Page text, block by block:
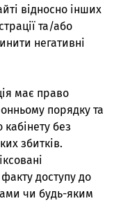
відносно інших
та/або
негативні
має право
порядку та
без
збитків.
доступу до
чи будь-яким